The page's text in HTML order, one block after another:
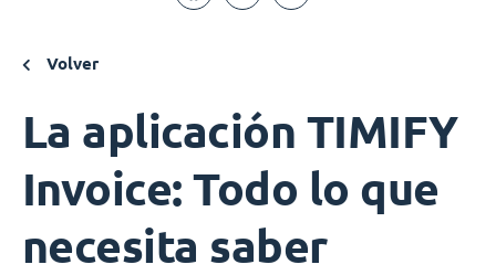
Volver
La aplicación TIMIFY
Invoice: Todo lo que
necesita saber